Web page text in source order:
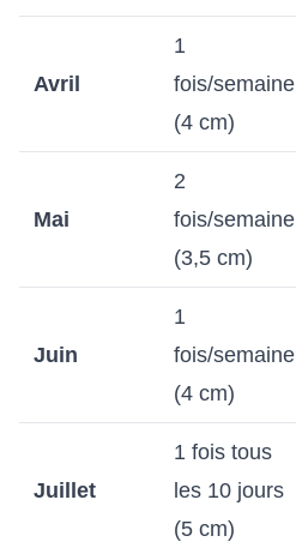
Avril
1
fois/semaine
(4 cm)
Mai
2
fois/semaine
(3,5 cm)
Juin
1
fois/semaine
(4 cm)
Juillet
1 fois tous
les 10 jours
(5 cm)